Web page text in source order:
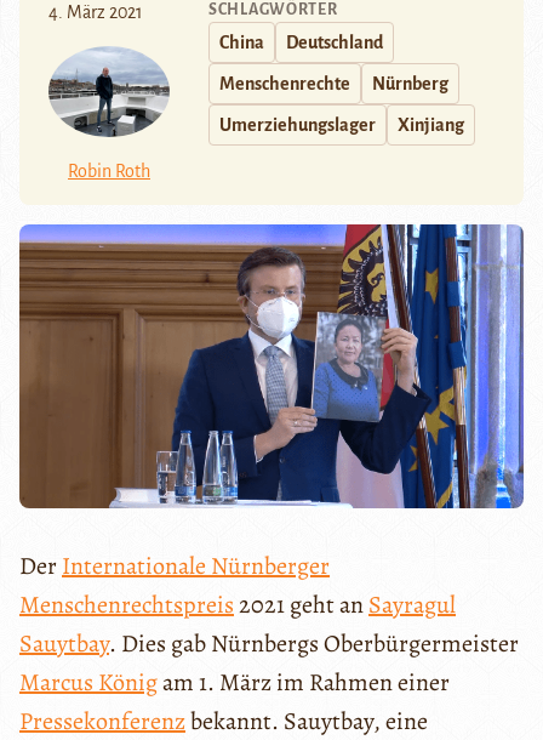
4. März 2021
Robin Roth
SCHLAGWÖRTER
China Deutschland
Menschenrechte Nürnberg
Umerziehungslager Xinjiang
DerInternationale Nürnberger
Menschenrechtspreis2021 geht anSayragul
Sauytbay. Dies gab Nürnbergs Oberbürgermeister
Marcus Königam 1. März im Rahmen einer
Pressekonferenzbekannt. Sauytbay, eine